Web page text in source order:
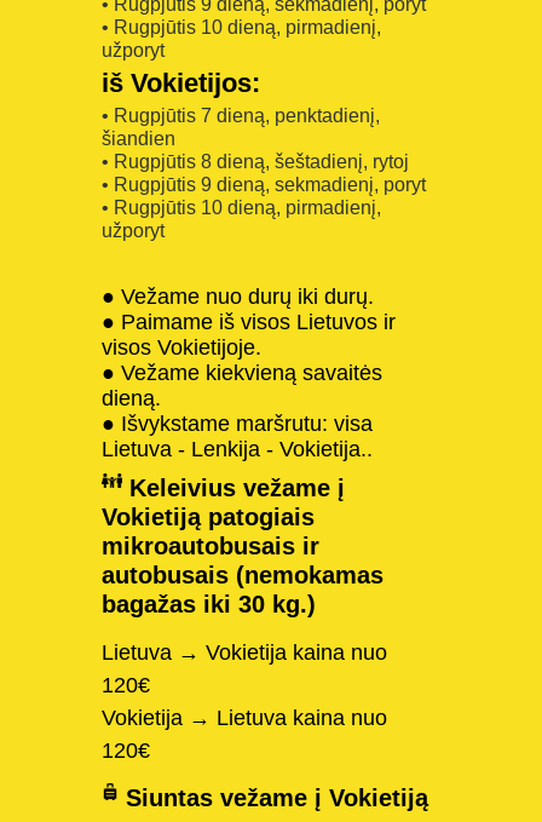
• Rugpjūtis 10 dieną, pirmadienį,
užporyt
iš Vokietijos:
• Rugpjūtis 7 dieną, penktadienį,
šiandien
• Rugpjūtis 8 dieną, šeštadienį, rytoj
• Rugpjūtis 9 dieną, sekmadienį, poryt
• Rugpjūtis 10 dieną, pirmadienį,
užporyt
● Vežame nuo durų iki durų.
● Paimame iš visos Lietuvos ir
visos Vokietijoje.
● Vežame kiekvieną savaitės
dieną.
● Išvykstame maršrutu: visa
Lietuva - Lenkija - Vokietija..
Keleivius vežame į
Vokietiją patogiais
mikroautobusais ir
autobusais (nemokamas
bagažas iki 30 kg.)
Lietuva → Vokietija kaina nuo
120€
Vokietija → Lietuva kaina nuo
120€
Siuntas vežame į Vokietiją